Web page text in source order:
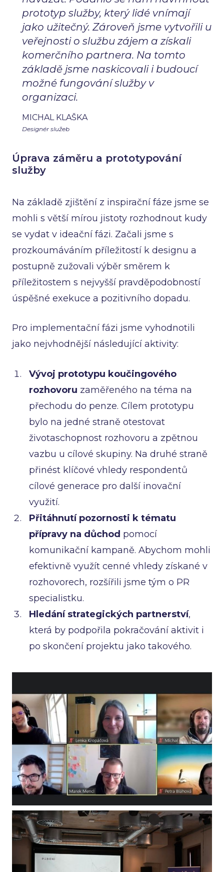
prototyp služby, který lidé vnímají
jako užitečný. Zároveň jsme vytvořili u
veřejnosti o službu zájem a získali
komerčního partnera. Na tomto
základě jsme naskicovali i budoucí
možné fungování služby v
organizaci.
MICHAL KLAŠKA
Designér služeb
Úprava záměru a prototypování
služby
Na základě zjištění z inspirační fáze jsme se
mohli s větší mírou jistoty rozhodnout kudy
se vydat v ideační fázi. Začali jsme s
prozkoumáváním příležitostí k designu a
postupně zužovali výběr směrem k
příležitostem s nejvyšší pravděpodobností
úspěšné exekuce a pozitivního dopadu.
Pro implementační fázi jsme vyhodnotili
jako nejvhodnější následující aktivity:
Vývoj prototypu koučingového
rozhovoru zaměřeného na téma na
přechodu do penze. Cílem prototypu
bylo na jedné straně otestovat
životaschopnost rozhovoru a zpětnou
vazbu u cílové skupiny. Na druhé straně
přinést klíčové vhledy respondentů
cílové generace pro další inovační
využití.
Přitáhnutí pozornosti k tématu
přípravy na důchod pomocí
komunikační kampaně. Abychom mohli
efektivně využít cenné vhledy získané v
rozhovorech, rozšířili jsme tým o PR
specialistku.
Hledání strategických partnerství,
která by podpořila pokračování aktivit i
po skončení projektu jako takového.